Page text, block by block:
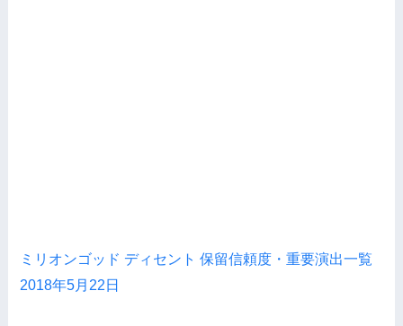
ミリオンゴッド ディセント 保留信頼度・重要演出一覧
2018年5月22日